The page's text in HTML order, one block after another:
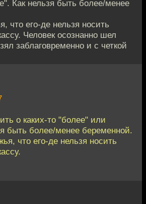
Как нельзя быть более/менее
что его-де нельзя носить
Человек осознанно шел
заблаговременно и с четкой
о каких-то "более" или
быть более/менее беременной.
что его-де нельзя носить